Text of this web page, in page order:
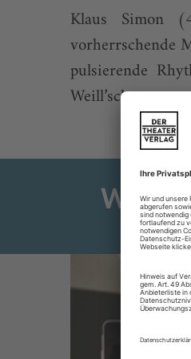
Klaus Simon
vorherrschende
pulsierende
Weill’scher ...